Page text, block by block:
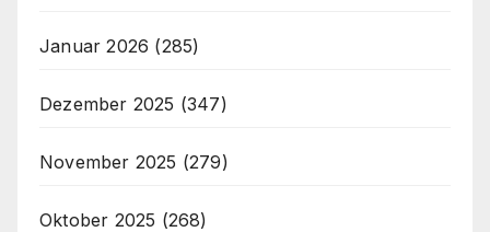
Januar 2026 (285)
Dezember 2025 (347)
November 2025 (279)
Oktober 2025 (268)